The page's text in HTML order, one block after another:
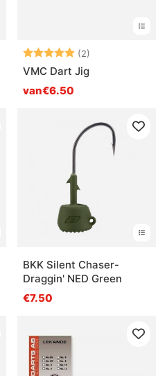
Beoordeling:
(2)
VMC Dart Jig
van€6.50
BKK Silent Chaser-
Draggin' NED Green
€7.50